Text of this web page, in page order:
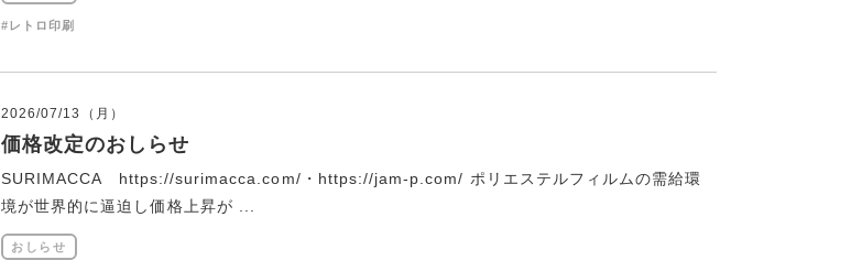
#レトロ印刷
2026/07/13（月）
価格改定のおしらせ
SURIMACCA https://surimacca.com/・https://jam-p.com/ ポリエステルフィルムの需給環
境が世界的に逼迫し価格上昇が ...
おしらせ